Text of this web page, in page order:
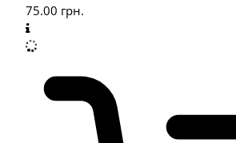
75.00 грн.